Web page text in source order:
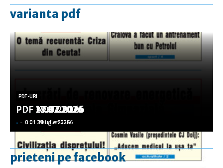
varianta pdf
PDF-URI
PDF 3.08.2026
- - 0:01 3 august 2026
PDF-URI
PDF 29.07.2026
- - 0:01 29 iulie 2026
PDF-URI
PDF 27.07.2026
- - 0:01 27 iulie 2026
PDF-URI
PDF 17.07.2026
- - 0:01 17 iulie 2026
PDF-URI
PDF 14.07.2026
- - 0:01 14 iulie 2026
prieteni pe facebook